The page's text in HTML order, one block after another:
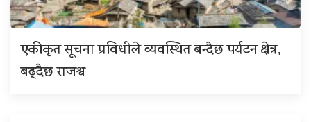
एकीकृत सूचना प्रविधीले व्यवस्थित बन्दैछ पर्यटन क्षेत्र,
बढ्दैछ राजश्व